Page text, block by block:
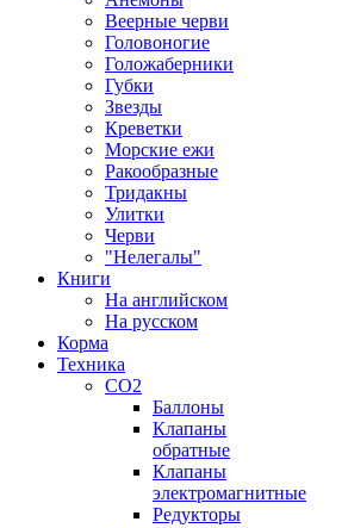
Веерные черви
Головоногие
Голожаберники
Губки
Звезды
Креветки
Морские ежи
Ракообразные
Тридакны
Улитки
Черви
"Нелегалы"
Книги
На английском
На русском
Корма
Техника
CO2
Баллоны
Клапаны
обратные
Клапаны
электромагнитные
Редукторы